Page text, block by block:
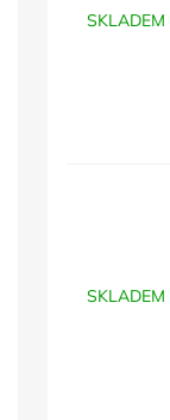
SKLADEM
SKLADEM